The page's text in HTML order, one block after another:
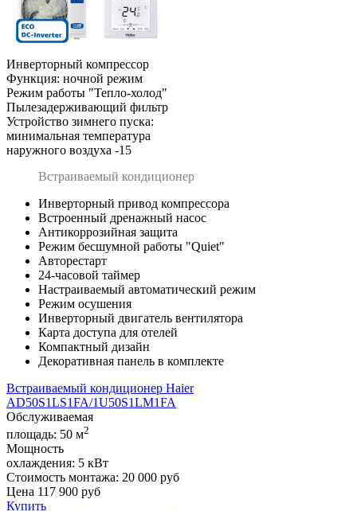
Инверторный компрессор
Функция: ночной режим
Режим работы "Тепло-холод"
Пылезадерживающий фильтр
Устройство зимнего пуска:
минимальная температура
наружного воздуха -15
Встраиваемый кондиционер
Инверторный привод компрессора
Встроенный дренажный насос
Антикоррозийная защита
Режим бесшумной работы "Quiet"
Авторестарт
24-часовой таймер
Настраиваемый автоматический режим
Режим осушения
Инверторный двигатель вентилятора
Карта доступа для отелей
Компактный дизайн
Декоративная панель в комплекте
Встраиваемый кондиционер Haier
AD50S1LS1FA/1U50S1LM1FA
Обслуживаемая
площадь: 50 м2
Мощность
охлаждения: 5 кВт
Стоимость монтажа: 20 000 руб
Цена 117 900 руб
Купить